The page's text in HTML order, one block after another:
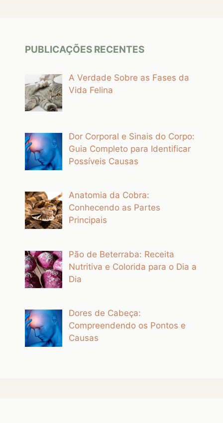
PUBLICAÇÕES RECENTES
A Verdade Sobre as Fases da
Vida Felina
Dor Corporal e Sinais do Corpo:
Guia Completo para Identificar
Possíveis Causas
Anatomia da Cobra:
Conhecendo as Partes
Principais
Pão de Beterraba: Receita
Nutritiva e Colorida para o Dia a
Dia
Dores de Cabeça:
Compreendendo os Pontos e
Causas